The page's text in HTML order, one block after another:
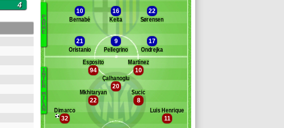
4 Banc des remplaçants Parme
Troilo
Cutrone
Cremaschi
Ordonez
Hernani
Rinaldi
Guaita
P
A
R
M
E
Banc des remplaçantsInter Milan
Cinquegrano
Kamate
Barella
I
N
T
E
R
M
I
L
A
N
10
Bernabé
16
Keita
22
Sørensen
21
Oristanio
9
Pellegrino
17
Ondrejka
11
Luis Henrique
32
Dimarco
8
Sucic
22
Mkhitaryan
20
Çalhanoglu
10
Martínez
94
Esposito